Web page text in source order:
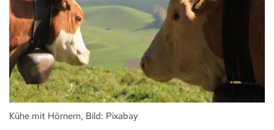
Kühe mit Hörnern, Bild: Pixabay